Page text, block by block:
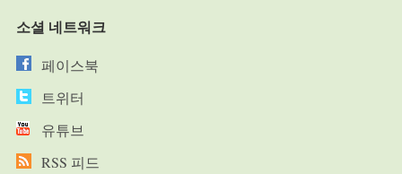
소셜 네트워크
페이스북
트위터
유튜브
RSS 피드